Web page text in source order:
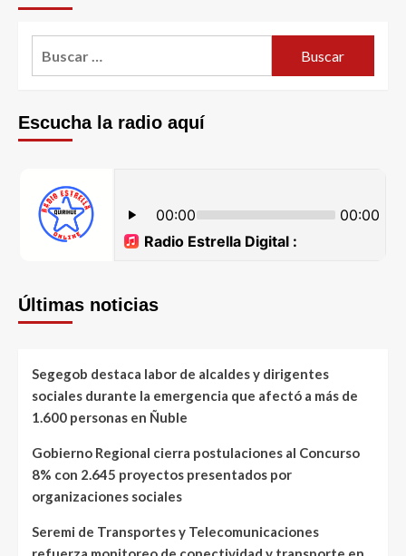
Escucha la radio aquí
Últimas noticias
Segegob destaca labor de alcaldes y dirigentes
sociales durante la emergencia que afectó a más de
1.600 personas en Ñuble
Gobierno Regional cierra postulaciones al Concurso
8% con 2.645 proyectos presentados por
organizaciones sociales
Seremi de Transportes y Telecomunicaciones